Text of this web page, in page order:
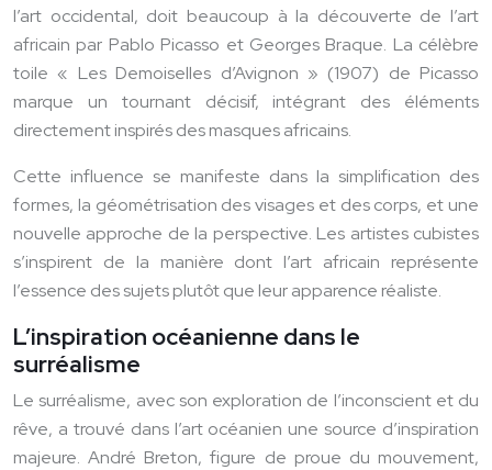
l’art occidental, doit beaucoup à la découverte de l’art
africain par Pablo Picasso et Georges Braque. La célèbre
toile « Les Demoiselles d’Avignon » (1907) de Picasso
marque un tournant décisif, intégrant des éléments
directement inspirés des masques africains.
Cette influence se manifeste dans la simplification des
formes, la géométrisation des visages et des corps, et une
nouvelle approche de la perspective. Les artistes cubistes
s’inspirent de la manière dont l’art africain représente
l’essence des sujets plutôt que leur apparence réaliste.
L’inspiration océanienne dans le
surréalisme
Le surréalisme, avec son exploration de l’inconscient et du
rêve, a trouvé dans l’art océanien une source d’inspiration
majeure. André Breton, figure de proue du mouvement,